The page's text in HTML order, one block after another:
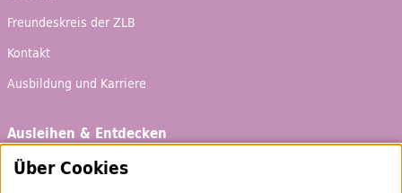
Freundeskreis der ZLB
Kontakt
Ausbildung und Karriere
Ausleihen & Entdecken
Schaufenster
Über Cookies